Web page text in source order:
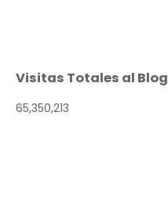
Visitas Totales al Blog
65,350,213